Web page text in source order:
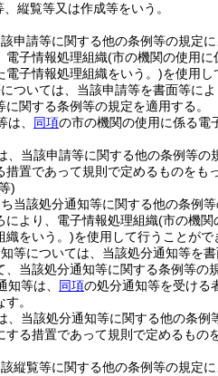
縦覧等又は作成等をいう。
申請等に関する他の条例等の規定
電子情報処理組織(市の機関の使用に
電子情報処理組織をいう。)を使用し
ついては、当該申請等を書面等に
関する条例等の規定を適用する。
、 同項の市の機関の使用に係る電
、当該申請等に関する他の条例等
置であって規則で定めるものをも
)
当該処分通知等に関する他の条例
により、電子情報処理組織(市の機関
織をいう。)を使用して行うことがで
等については、当該処分通知等を
当該処分通知等に関する条例等の
等は、 同項の処分通知等を受ける
。
、当該処分通知等に関する他の条
る措置であって規則で定めるもの
縦覧等に関する他の条例等の規定